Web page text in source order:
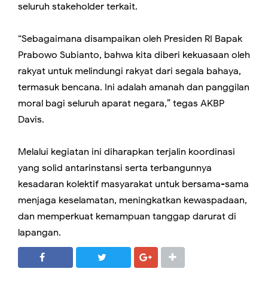
seluruh stakeholder terkait.
“Sebagaimana disampaikan oleh Presiden RI Bapak
Prabowo Subianto, bahwa kita diberi kekuasaan oleh
rakyat untuk melindungi rakyat dari segala bahaya,
termasuk bencana. Ini adalah amanah dan panggilan
moral bagi seluruh aparat negara,” tegas AKBP
Davis.
Melalui kegiatan ini diharapkan terjalin koordinasi
yang solid antarinstansi serta terbangunnya
kesadaran kolektif masyarakat untuk bersama-sama
menjaga keselamatan, meningkatkan kewaspadaan,
dan memperkuat kemampuan tanggap darurat di
lapangan.